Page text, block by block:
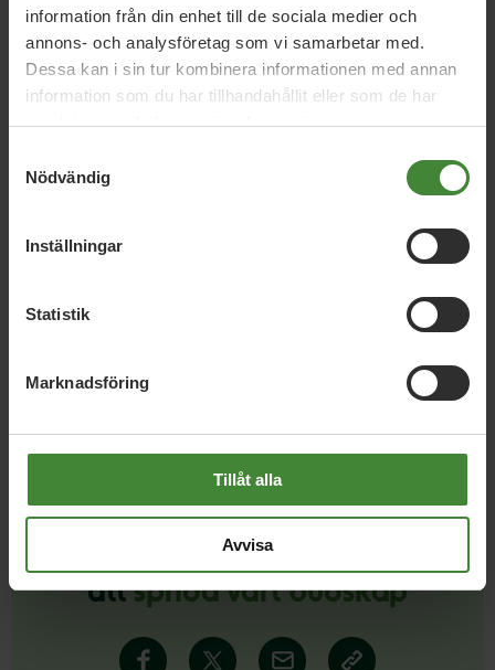
information från din enhet till de sociala medier och
annons- och analysföretag som vi samarbetar med.
Dessa kan i sin tur kombinera informationen med annan
information som du har tillhandahållit eller som de har
samlat in när du har använt deras tjänster.
Nödvändig
Inställningar
Statistik
Marknadsföring
Tillåt alla
Avvisa
Kalmar län, 10 april 2026
Miljöpartiet ställer upp i nästan alla (9 av
12) kommuner i Kalmar län!
Kalmar län, 11 januari 2026
Kalmar är nu beslutade!
attsprida vårt budskap